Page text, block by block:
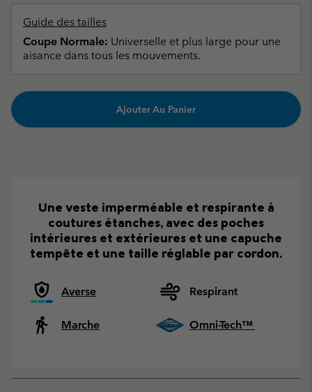
Guide des tailles
Coupe Normale: Universelle et plus large pour une
aisance dans tous les mouvements.
Ajouter Au Panier
Une veste imperméable et respirante à
coutures étanches, avec des poches
intérieures et extérieures et une capuche
tempête et une taille réglable par cordon.
Averse Respirant
Marche Omni-Tech™